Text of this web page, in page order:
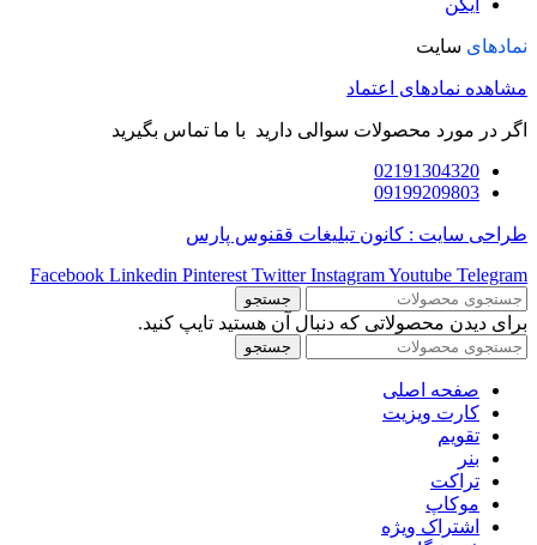
آیکن
نمادهای سایت
مشاهده نمادهای اعتماد
اگر در مورد محصولات سوالی دارید با ما تماس بگیرید
02191304320
09199209803
طراحی سایت : کانون تبلیغات ققنوس پارس
Facebook Linkedin Pinterest Twitter InstagramYoutube Telegram
جستجو
برای دیدن محصولاتی که دنبال آن هستید تایپ کنید.
جستجو
صفحه اصلی
کارت ویزیت
تقویم
بنر
تراکت
موکاپ
اشتراک ویژه